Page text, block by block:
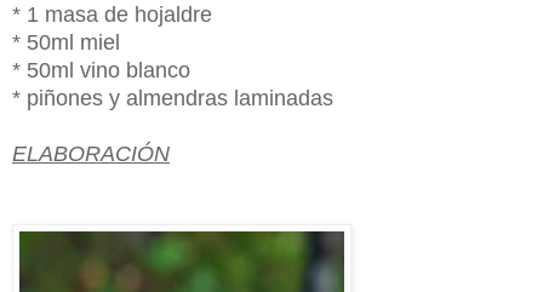
* 1 masa de hojaldre
* 50ml miel
* 50ml vino blanco
* piñones y almendras laminadas
ELABORACIÓN